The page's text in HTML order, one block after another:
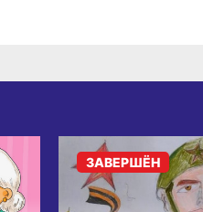
ЗАВЕРШЁН